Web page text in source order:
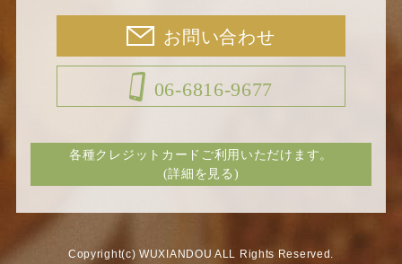
お問い合わせ
06-6816-9677
各種クレジットカードご利用いただけます。
(詳細を見る)
Copyright(c) WUXIANDOU ALL Rights Reserved.